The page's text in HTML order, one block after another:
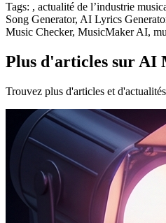
Tags: , actualité de l’industrie
Song Generator, AI Lyrics
Music Checker, MusicMaker AI,
Plus d'articles sur AI
Trouvez plus d'articles et